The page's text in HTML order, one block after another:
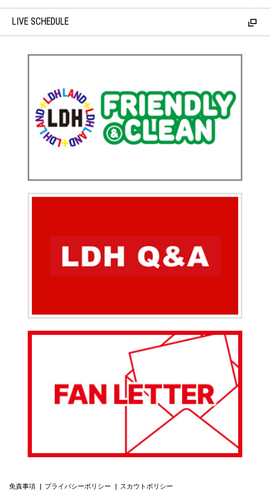
LIVE SCHEDULE
免責事項 プライバシーポリシー スカウトポリシー